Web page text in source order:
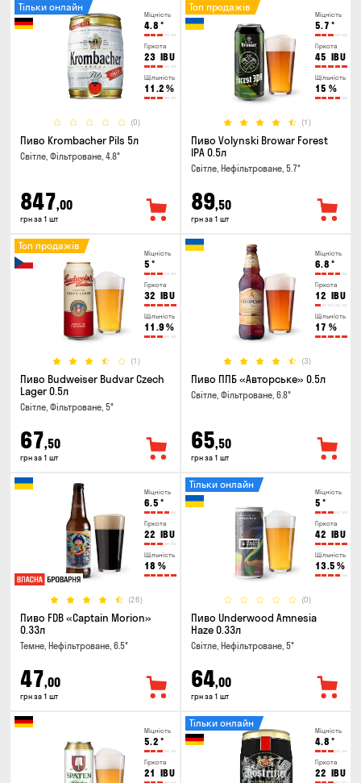
Міцність
4.8 °
Гіркота
23 IBU
Щільність
11.2 %
(0)
Тільки онлайн
Пиво Krombacher Pils 5л
Світле, Фільтроване, 4.8°
847,00
грн за 1 шт
Міцність
5.7 °
Гіркота
45 IBU
Щільність
15 %
(1)
Топ продажів
Пиво Volynski Browar Forest
IPA 0.5л
Світле, Нефільтроване, 5.7°
89,50
грн за 1 шт
Міцність
5 °
Гіркота
32 IBU
Щільність
11.9 %
(1)
Топ продажів
Пиво Budweiser Budvar Czech
Lager 0.5л
Світле, Фільтроване, 5°
67,50
грн за 1 шт
Міцність
6.8 °
Гіркота
12 IBU
Щільність
17 %
(3)
Пиво ППБ «Авторське» 0.5л
Світле, Фільтроване, 6.8°
65,50
грн за 1 шт
Міцність
6.5 °
Гіркота
22 IBU
Щільність
18 %
(26)
Пиво FDB «Captain Morion»
0.33л
Темне, Нефільтроване, 6.5°
47,00
грн за 1 шт
Міцність
5 °
Гіркота
42 IBU
Щільність
13.5 %
(0)
Тільки онлайн
Пиво Underwood Amnesia
Haze 0.33л
Світле, Нефільтроване, 5°
64,00
грн за 1 шт
Міцність
5.2 °
Гіркота
21 IBU
Міцність
4.8 °
Гіркота
22 IBU
Тільки онлайн